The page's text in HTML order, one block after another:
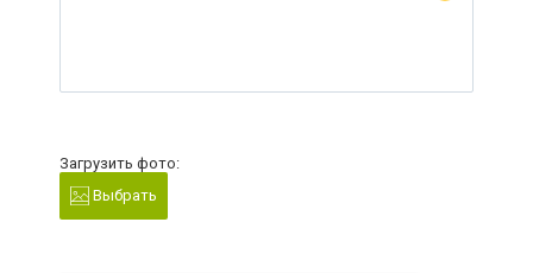
Загрузить фото:
Выбрать